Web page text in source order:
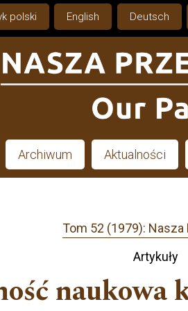
polski English Deutsch
Archiwum Aktualności
Tom 52 (1979): Nasza
Artykuły
naukowa